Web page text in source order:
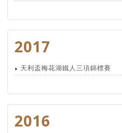
2017
天利盃梅花湖鐵人三項錦標賽
2016